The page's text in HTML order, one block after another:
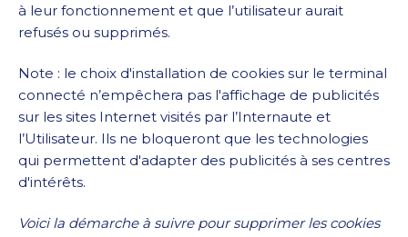
à leur fonctionnement et que l’utilisateur aurait
refusés ou supprimés.
Note : le choix d'installation de cookies sur le terminal
connecté n’empêchera pas l'affichage de publicités
sur les sites Internet visités par l’Internaute et
l’Utilisateur. Ils ne bloqueront que les technologies
qui permettent d'adapter des publicités à ses centres
d'intérêts.
Voici la démarche à suivre pour supprimer les cookies